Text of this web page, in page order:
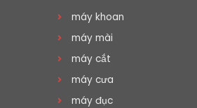
máy khoan
máy mài
máy cắt
máy cưa
máy đục